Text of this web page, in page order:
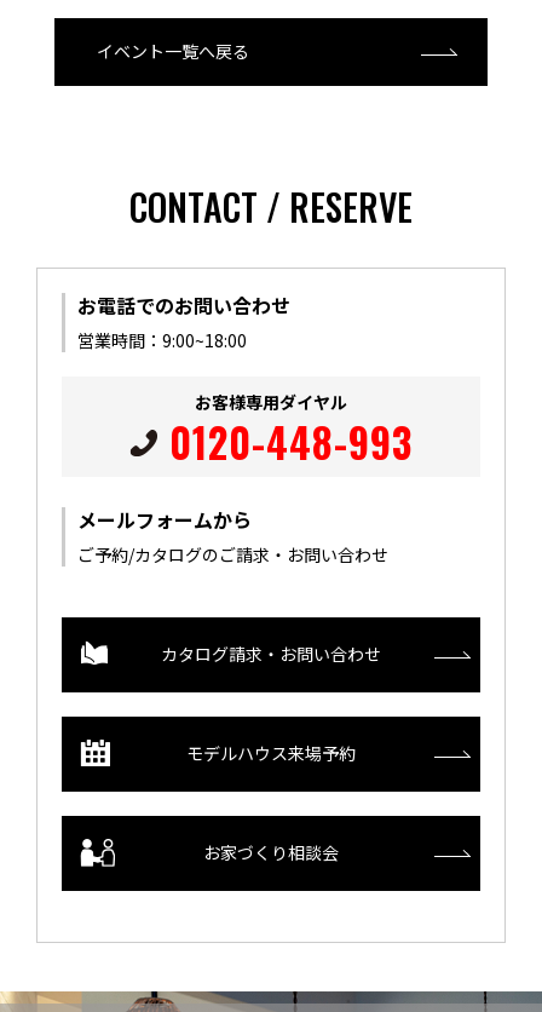
イベント一覧へ戻る
CONTACT / RESERVE
お電話でのお問い合わせ
営業時間：9:00~18:00
お客様専用ダイヤル
0120-448-993
メールフォームから
ご予約/カタログのご請求・お問い合わせ
カタログ請求・お問い合わせ
モデルハウス来場予約
お家づくり相談会